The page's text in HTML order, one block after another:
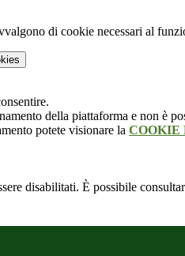
di cookie necessari al
della piattaforma e non è
potete visionare la COOKIE
disabilitati. È possibile